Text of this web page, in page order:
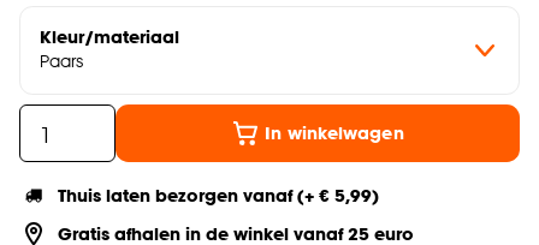
Kleur/materiaal
Paars
In winkelwagen
Thuis laten bezorgen vanaf (+ € 5,99)
Gratis afhalen in de winkel vanaf 25 euro